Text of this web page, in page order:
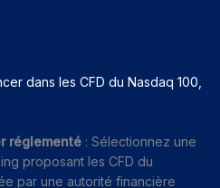
dans les CFD du Nasdaq 100,
réglementé : Sélectionnez une
proposant les CFD du
par une autorité financière